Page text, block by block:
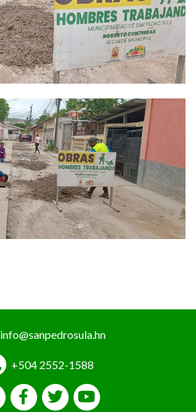
info@sanpedrosula.hn
+504 2552-1588